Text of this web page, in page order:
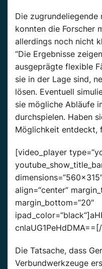
Die zugrundeliegende
konnten die Forscher
allerdings noch nicht
“Die Ergebnisse
ausgeprägte flexible
sie in der Lage sind,
lösen. Eventuell
sie mögliche Abläufe
durchspielen. Haben
Möglichkeit entdeckt,
[video_player
align=“center“
margin_bottom=“20″
Die Tatsache, dass
Verbundwerkzeuge